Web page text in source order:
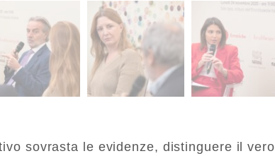
sovrasta le evidenze, distinguere il vero